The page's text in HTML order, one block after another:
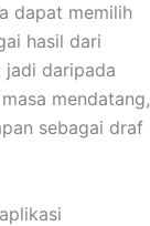
dapat memilih
hasil dari
daripada
mendatang,
sebagai draf